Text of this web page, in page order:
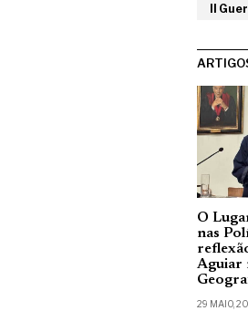
II
O
nas
Aguiar
29 MAIO,